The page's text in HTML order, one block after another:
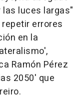
las luces largas"
errores
en la
Ramón Pérez
2050' que